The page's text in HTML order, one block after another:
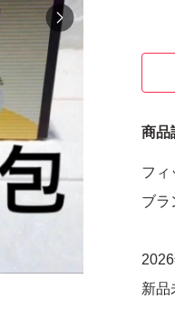
商品
フィ
ブラ
新品